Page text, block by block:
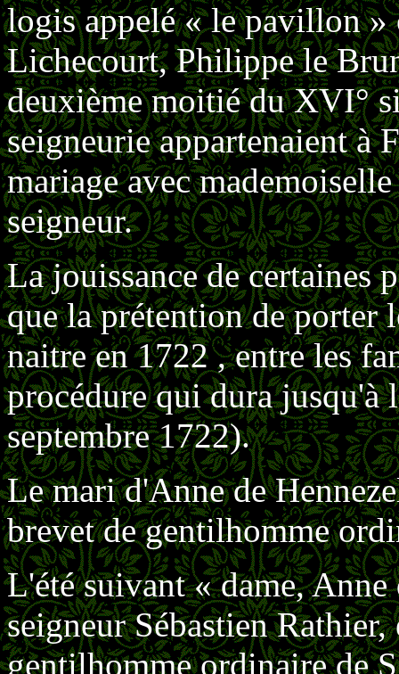
logis appelé « le pavillon »
Lichecourt, Philippe le
deuxième moitié du XVI°
seigneurie appartenaient à
mariage avec
seigneur.
La jouissance de certaines
que la prétention de
naitre en 1722 , entre les
procédure qui dura
septembre 1722).
Le mari d'Anne de
brevet de gen­tilhomme
L'été suivant « dame,
seigneur Sébastien
gentilhomme ordinaire de